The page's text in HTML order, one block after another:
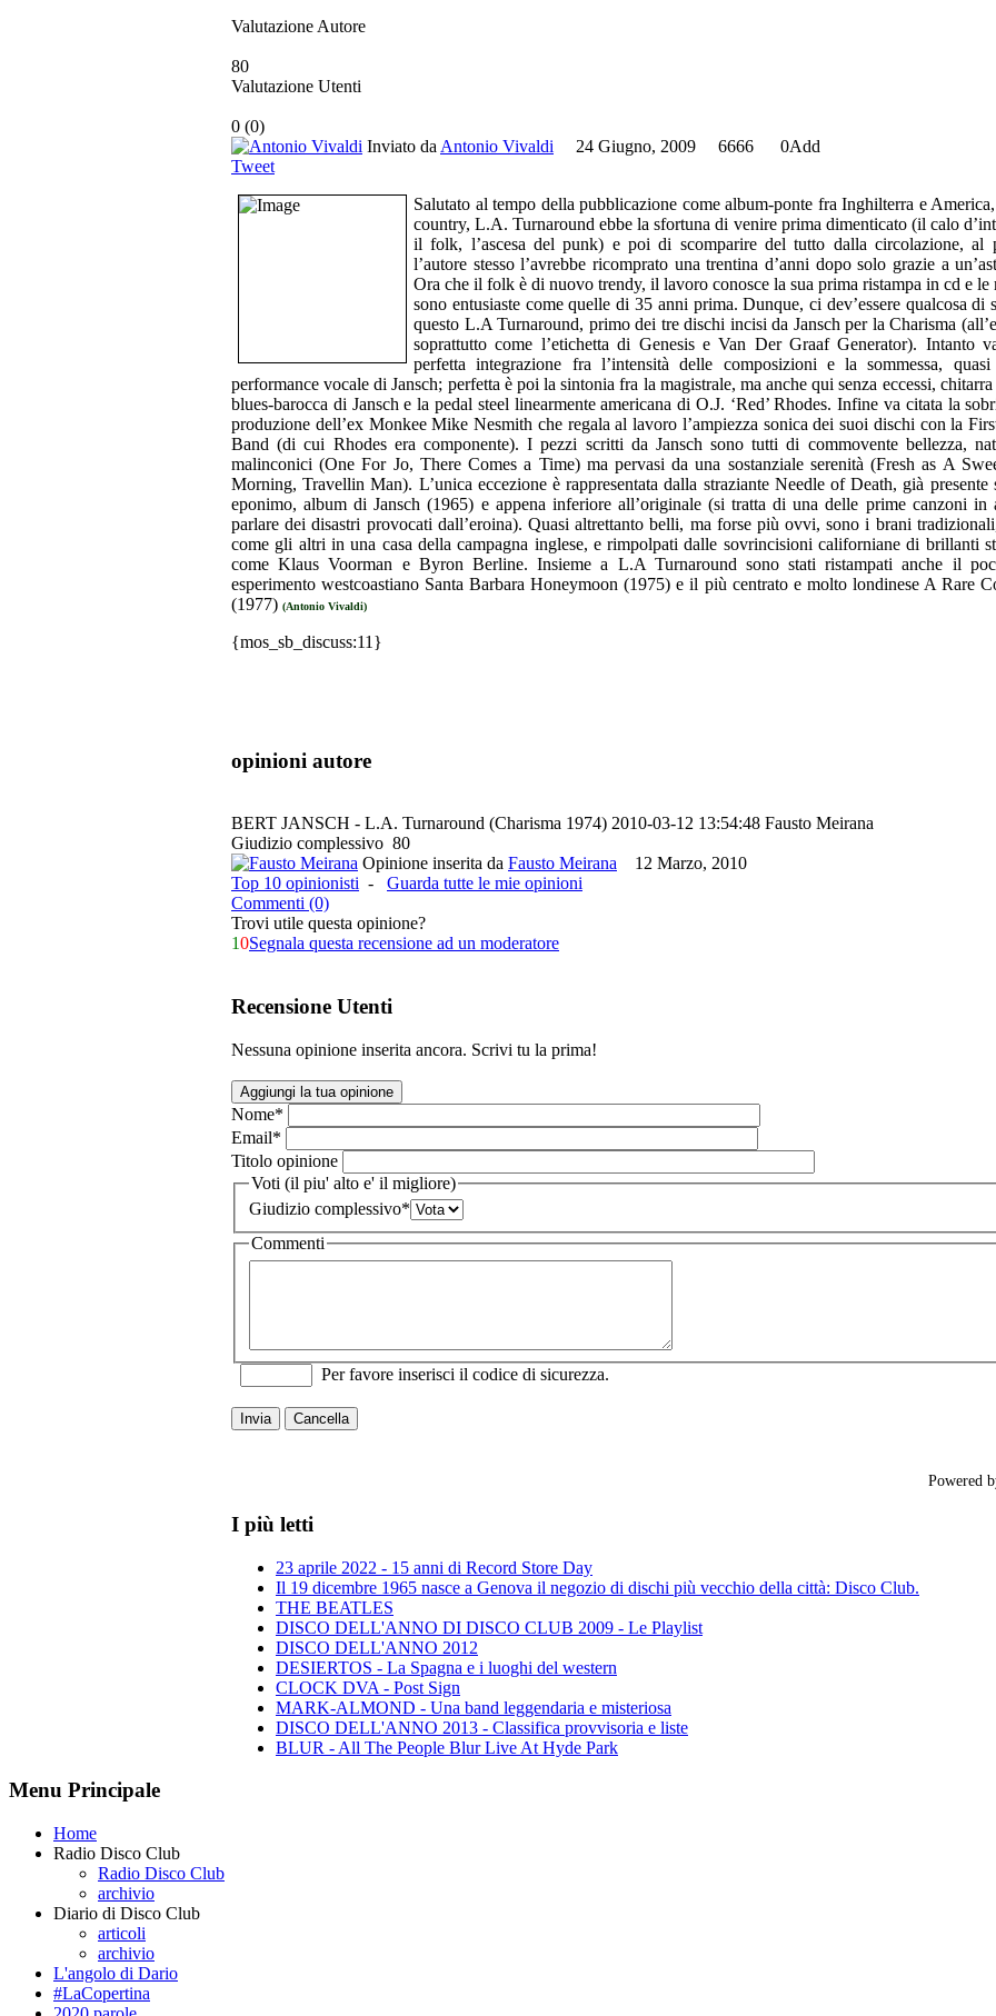
Valutazione Autore
80
Valutazione Utenti
0 (0)
Inviato da Antonio Vivaldi 24 Giugno, 2009 6666 0Add
Tweet
Salutato al tempo della pubblicazione come album-ponte fra Inghilterra e
country, L.A. Turnaround ebbe la sfortuna di venire prima dimenticato (il calo
il folk, l’ascesa del punk) e poi di scomparire del tutto dalla circolazione, al
l’autore stesso l’avrebbe ricomprato una trentina d’anni dopo solo grazie a
Ora che il folk è di nuovo trendy, il lavoro conosce la sua prima ristampa in cd e le
sono entusiaste come quelle di 35 anni prima. Dunque, ci dev’essere qualcosa di
questo L.A Turnaround, primo dei tre dischi incisi da Jansch per la Charisma
soprattutto come l’etichetta di Genesis e Van Der Graaf Generator). Intanto
perfetta integrazione fra l’intensità delle composizioni e la sommessa, quasi
performance vocale di Jansch; perfetta è poi la sintonia fra la magistrale, ma anche qui senza eccessi, chitarra
blues-barocca di Jansch e la pedal steel linearmente americana di O.J. ‘Red’ Rhodes. Infine va citata la
produzione dell’ex Monkee Mike Nesmith che regala al lavoro l’ampiezza sonica dei suoi dischi con la
Band (di cui Rhodes era componente). I pezzi scritti da Jansch sono tutti di commovente bellezza,
malinconici (One For Jo, There Comes a Time) ma pervasi da una sostanziale serenità (Fresh as A
Morning, Travellin Man). L’unica eccezione è rappresentata dalla straziante Needle of Death, già presente
eponimo, album di Jansch (1965) e appena inferiore all’originale (si tratta di una delle prime canzoni in
parlare dei disastri provocati dall’eroina). Quasi altrettanto belli, ma forse più ovvi, sono i brani
come gli altri in una casa della campagna inglese, e rimpolpati dalle sovrincisioni californiane di brillanti
come Klaus Voorman e Byron Berline. Insieme a L.A Turnaround sono stati ristampati anche il
esperimento westcoastiano Santa Barbara Honeymoon (1975) e il più centrato e molto londinese A Rare
(1977) (Antonio Vivaldi)
{mos_sb_discuss:11}
opinioni autore
BERT JANSCH - L.A. Turnaround (Charisma 1974) 2010-03-12 13:54:48 Fausto Meirana
Giudizio complessivo 80
Opinione inserita da Fausto Meirana 12 Marzo, 2010
Top 10 opinionisti - Guarda tutte le mie opinioni
Commenti (0)
Trovi utile questa opinione?
10Segnala questa recensione ad un moderatore
Recensione Utenti
Nessuna opinione inserita ancora. Scrivi tu la prima!
Aggiungi la tua opinione
Nome*
Email*
Titolo opinione
Voti (il piu' alto e' il migliore)
Giudizio complessivo*
Commenti
Per favore inserisci il codice di sicurezza.
Invia Cancella
Powered
I più letti
23 aprile 2022 - 15 anni di Record Store Day
Il 19 dicembre 1965 nasce a Genova il negozio di dischi più vecchio della città: Disco Club.
THE BEATLES
DISCO DELL'ANNO DI DISCO CLUB 2009 - Le Playlist
DISCO DELL'ANNO 2012
DESIERTOS - La Spagna e i luoghi del western
CLOCK DVA - Post Sign
MARK-ALMOND - Una band leggendaria e misteriosa
DISCO DELL'ANNO 2013 - Classifica provvisoria e liste
BLUR - All The People Blur Live At Hyde Park
Menu Principale
Home
Radio Disco Club
Radio Disco Club
archivio
Diario di Disco Club
articoli
archivio
L'angolo di Dario
#LaCopertina